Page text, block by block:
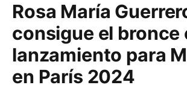
Rosa María
consigue el bronce
lanzamiento para
en París 2024